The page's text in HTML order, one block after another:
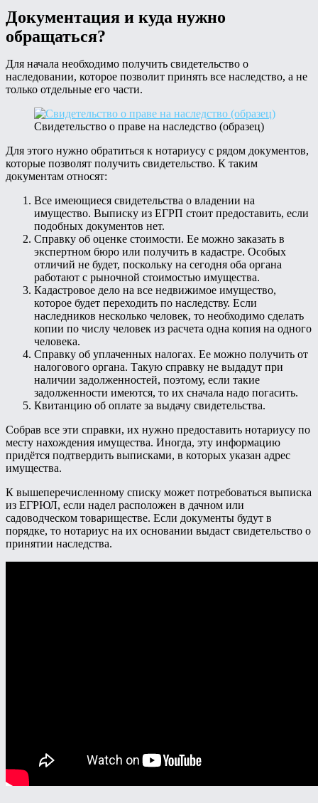
Документация и куда нужно
обращаться?
Для начала необходимо получить свидетельство о
наследовании, которое позволит принять все наследство, а не
только отдельные его части.
Свидетельство о праве на наследство (образец)
Для этого нужно обратиться к нотариусу с рядом документов,
которые позволят получить свидетельство. К таким
документам относят:
Все имеющиеся свидетельства о владении на
имущество. Выписку из ЕГРП стоит предоставить, если
подобных документов нет.
Справку об оценке стоимости. Ее можно заказать в
экспертном бюро или получить в кадастре. Особых
отличий не будет, поскольку на сегодня оба органа
работают с рыночной стоимостью имущества.
Кадастровое дело на все недвижимое имущество,
которое будет переходить по наследству. Если
наследников несколько человек, то необходимо сделать
копии по числу человек из расчета одна копия на одного
человека.
Справку об уплаченных налогах. Ее можно получить от
налогового органа. Такую справку не выдадут при
наличии задолженностей, поэтому, если такие
задолженности имеются, то их сначала надо погасить.
Квитанцию об оплате за выдачу свидетельства.
Собрав все эти справки, их нужно предоставить нотариусу по
месту нахождения имущества. Иногда, эту информацию
придётся подтвердить выписками, в которых указан адрес
имущества.
К вышеперечисленному списку может потребоваться выписка
из ЕГРЮЛ, если надел расположен в дачном или
садоводческом товариществе. Если документы будут в
порядке, то нотариус на их основании выдаст свидетельство о
принятии наследства.